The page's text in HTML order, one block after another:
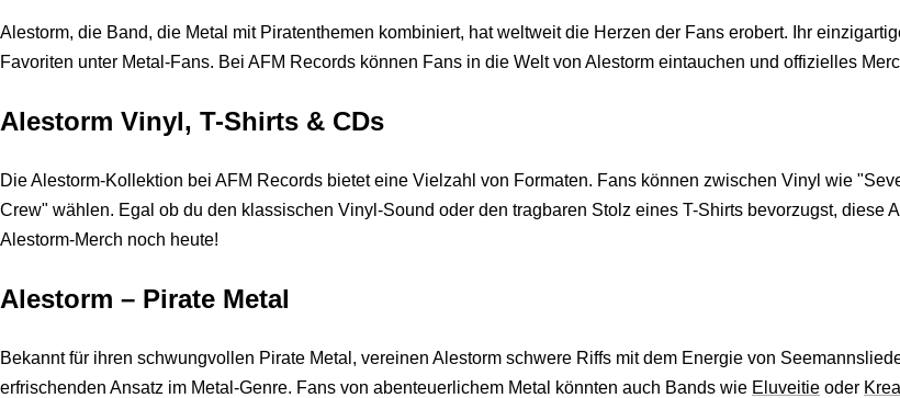
Alestorm, die Band, die Metal mit Piratenthemen kombiniert, hat weltweit die Herzen der Fans erobert. Ihr
Favoriten unter Metal-Fans. Bei AFM Records können Fans in die Welt von Alestorm eintauchen und offizielles
Alestorm Vinyl, T-Shirts & CDs
Die Alestorm-Kollektion bei AFM Records bietet eine Vielzahl von Formaten. Fans können zwischen Vinyl wie
Crew" wählen. Egal ob du den klassischen Vinyl-Sound oder den tragbaren Stolz eines T-Shirts bevorzugst, diese
Alestorm-Merch noch heute!
Alestorm – Pirate Metal
Bekannt für ihren schwungvollen Pirate Metal, vereinen Alestorm schwere Riffs mit dem Energie von
erfrischenden Ansatz im Metal-Genre. Fans von abenteuerlichem Metal könnten auch Bands wie Eluveitie oder